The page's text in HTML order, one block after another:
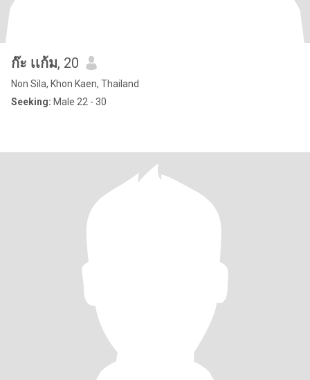
ก๊ะ เเก้ม, 20
Non Sila, Khon Kaen, Thailand
Seeking: Male 22 - 30